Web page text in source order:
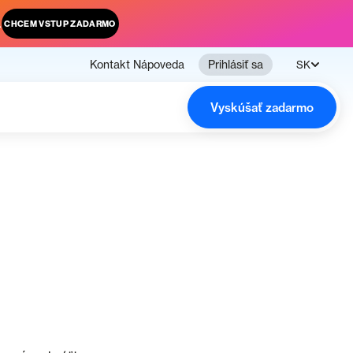
CHCEM VSTUP ZADARMO
Kontakt Nápoveda Prihlásiť sa SK
Vyskúšať zadarmo